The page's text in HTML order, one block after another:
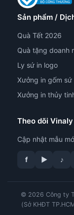
Sản phẩm /
Quà Tết 2026
Quà tặng doanh
Ly sứ in logo
Xưởng in gốm sứ
Xưởng in thủy
Theo dõi Vinaly
Cập nhật mẫu
f ▶ ♪
© 2026 Công ty
(Sở KHĐT